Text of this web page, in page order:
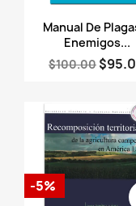
Vista
Manual De
Enemigos...
$100.00
-5%